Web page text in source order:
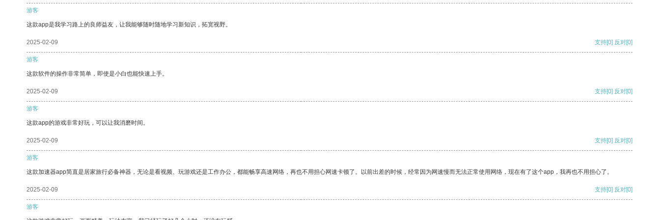
游客
这款app是我学习路上的良师益友，让我能够随时随地学习新知识，拓宽视野。
2025-02-09 支持[0] 反对[0]
游客
这款软件的操作非常简单，即使是小白也能快速上手。
2025-02-09 支持[0] 反对[0]
游客
这款app的游戏非常好玩，可以让我消磨时间。
2025-02-09 支持[0] 反对[0]
游客
这款加速器app简直是居家旅行必备神器，无论是看视频、玩游戏还是工作办公，都能畅享高速网络，再也不用担心网速卡顿了。以前出差的时候，经常因为网速慢而无法正常使用网络，现在有了这个app，我再也不用担心了。
2025-02-09 支持[0] 反对[0]
游客